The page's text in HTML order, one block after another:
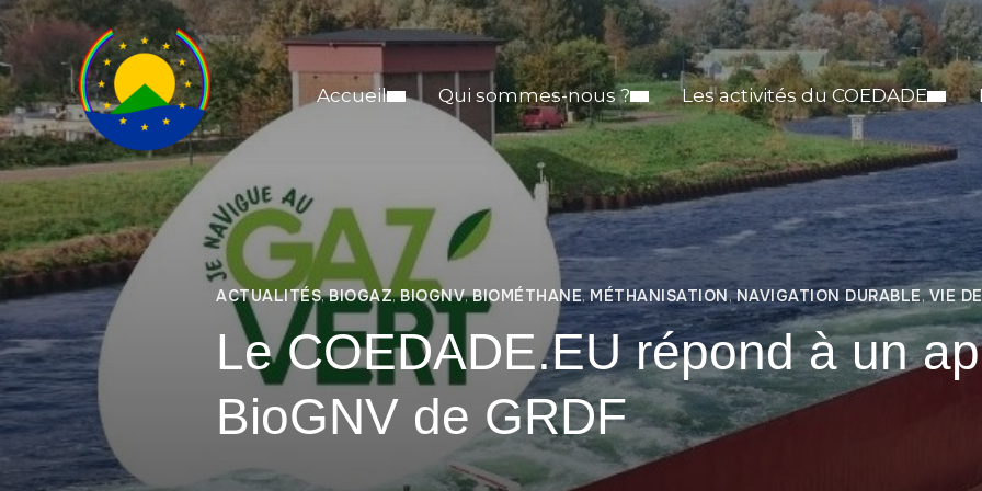
Accueil Qui sommes-nous ? Les activités du COEDADE
ACTUALITÉS,BIOGAZ,BIOGNV,BIOMÉTHANE,MÉTHANISATION,NAVIGATION DURABLE,VIE
Le COEDADE.EU répond à un
BioGNV de GRDF